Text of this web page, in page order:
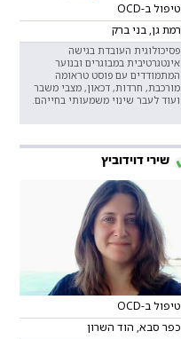
טיפול ב-OCD
רמת גן, בני ברק
פסיכולוגית העובדת בגישה
אינטגרטיבית במבוגרים ובנוער
המתמודדים עם פוסט טראומה
מורכבת, חרדות, דכאון, מצבי משבר
ועוד לעבר שינוי משמעותי בחייהם.
שירי דוידוביץ
טיפול ב-OCD
כפר סבא, הוד השרון